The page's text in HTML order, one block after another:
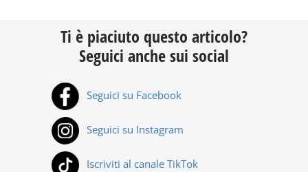
Ti è piaciuto questo articolo?
Seguici anche sui social
Seguici su Facebook
Seguici su Instagram
Iscriviti al canale TikTok